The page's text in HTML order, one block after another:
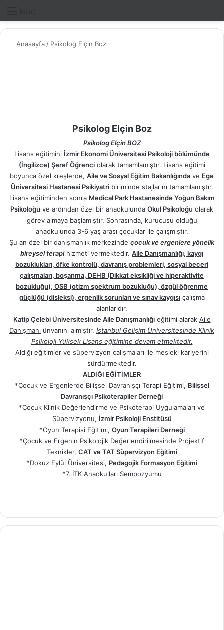
Anasayfa / Psikolog Elçin Boz
Psikolog Elçin Boz
Psikolog Elçin BOZ
Lisans eğitimini İzmir Ekonomi Üniversitesi Psikoloji bölümünde
(İngilizce) Şeref Öğrenciolarak tamamlamıştır. Lisans eğitimi
boyunca özel kreşlerde, Aile ve Sosyal Eğitim Bakanlığında ve Ege
Üniversitesi Hastanesi Psikiyatribiriminde stajlarını tamamlamıştır.
Lisans eğitiminden sonra Medical Park Hastanesinde Yoğun Bakım
Psikoloğu ve ardından özel bir anaokulunda Okul Psikoloğu olarak
görev almaya başlamıştır. Sonrasında, kurucusu olduğu
anaokulunda 3-6 yaş arası çocuklar ile çalışmıştır.
Şu an özel bir danışmanlık merkezinde çocuk ve ergenlere yönelik
bireysel terapihizmeti vermektedir. Aile Danışmanlığı, kaygı
bozuklukları, öfke kontrolü, davranış problemleri, sosyal beceri
çalışmaları, boşanma, DEHB (Dikkat eksikliği ve hiperaktivite
bozukluğu), OSB (otizm spektrum bozukluğu), özgül öğrenme
güçlüğü (disleksi), ergenlik sorunları ve sınav kaygısıçalışma
alanlarıdır.
Katip Çelebi Üniversitesinde Aile Danışmanlığıeğitimi alarak Aile
Danışmanı ünvanını almıştır. İstanbul Gelişim Üniversitesinde Klinik
Psikoloji Yüksek Lisans eğitimine devam etmektedir.
Aldığı eğitimler ve süpervizyon çalışmaları ile mesleki kariyerini
sürdürmektedir.
ALDIĞI EĞİTİMLER
*Çocuk ve Ergenlerde Bilişsel Davranışçı Terapi Eğitimi, Bilişsel
Davranışçı Psikoterapiler Derneği
*Çocuk Klinik Değerlendirme ve Psikoterapi Uygulamaları ve
Süpervizyonu, İzmir Psikoloji Enstitüsü
*Oyun Terapisi Eğitimi, Oyun Terapileri Derneği
*Çocuk ve Ergenin Psikolojik Değerlendirilmesinde Projektif
Teknikler, CAT ve TAT Süpervizyon Eğitimi
*Dokuz Eylül Üniversitesi, Pedagojik Formasyon Eğitimi
*7. İTK Anaokulları Sempozyumu
ra